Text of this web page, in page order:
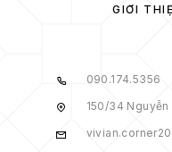
GIỚI
090.174.5356
150/34 Nguyễn